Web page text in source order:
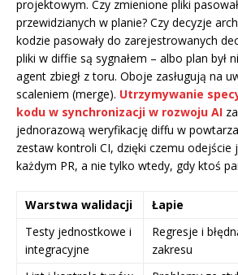
projektowym. Czy zmienione pliki
przewidzianych w planie? Czy decyzje
kodzie pasowały do zarejestrowanych
pliki w diffie są sygnałem – albo plan był
agent zbiegł z toru. Oboje zasługują na
scaleniem (merge). Utrzymywanie
kodu w synchronizacji w rozwoju AI
jednorazową weryfikację diffu w
zestaw kontroli CI, dzięki czemu odejście
każdym PR, a nie tylko wtedy, gdy ktoś
Warstwa walidacji
Łapie
Testy jednostkowe i
integracyjne
Regresje i
zakresu